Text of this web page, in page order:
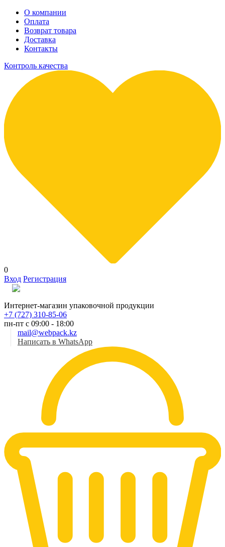
О компании
Оплата
Возврат товара
Доставка
Контакты
Контроль качества
0
Вход Регистрация
Интернет-магазин упаковочной продукции
+7 (727) 310-85-06
пн-пт с 09:00 - 18:00
mail@webpack.kz
Написать в WhatsApp